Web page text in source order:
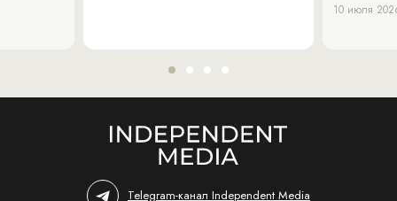
10 июля
Telegram-канал Independent Media